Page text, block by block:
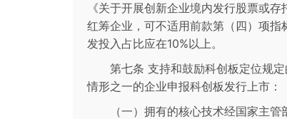
《关于开展创新企业境内发行股票或
红筹企业，可不适用前款第（四）项
发投入占比应在10%以上。
第七条 支持和鼓励科创板定位规
情形之一的企业申报科创板发行上市：
（一）拥有的核心技术经国家主